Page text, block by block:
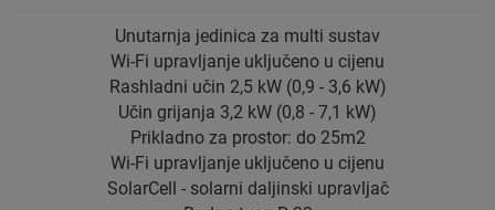
Unutarnja jedinica za multi sustav
Wi-Fi upravljanje uključeno u cijenu
Rashladni učin 2,5 kW (0,9 - 3,6 kW)
Učin grijanja 3,2 kW (0,8 - 7,1 kW)
Prikladno za prostor: do 25m2
Wi-Fi upravljanje uključeno u cijenu
SolarCell - solarni daljinski upravljač